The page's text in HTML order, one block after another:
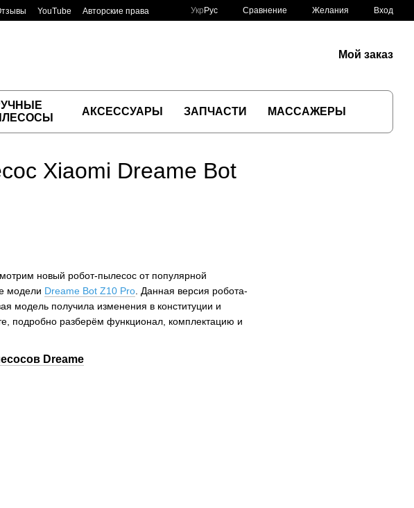
YouTube
Авторские права
Укр Рус Сравнение Желания Вход
Мой заказ
АКСЕССУАРЫ ЗАПЧАСТИ МАССАЖЕРЫ
Xiaomi Dreame Bot
новый робот-пылесос от популярной
модели Dreame Bot Z10 Pro. Данная версия робота-
модель получила изменения в конституции и
подробно разберём функционал, комплектацию и
Dreame